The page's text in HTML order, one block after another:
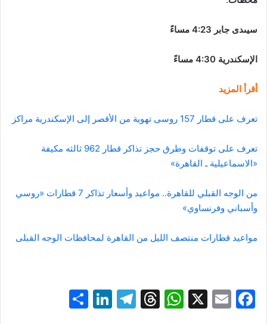
سيىدى جابر 4:23 مساءً
الإسكندرية 4:30 مساءً
أقرأ المزيد
تعرف على قطار 157 روسى تهوية من الأقصر إلى الإسكندرية مراكز
تعرف على توقفات وطرق حجز تذاكر قطار 962 ثالثه مكيفة
«الاسماعيلية ـ القاهرة»
من الوجه القبلي للقاهرة.. مواعيد وأسعار تذاكر 7 قطارات «روسي
وأسباني وفرنساوي»
مواعيد قطارات منتصف الليل من القاهرة لمحافظات الوجه القبلى
F
E
X
W
T
T
Li